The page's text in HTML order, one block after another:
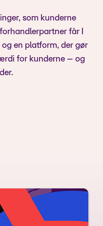
som kunderne
får I
en platform, der gør
for kunderne – og